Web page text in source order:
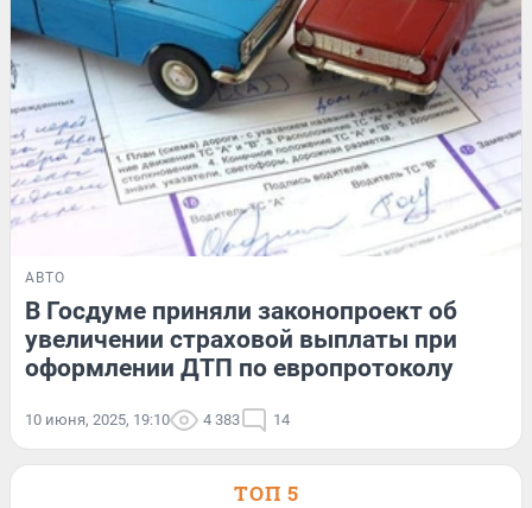
АВТО
В Госдуме приняли законопроект об
увеличении страховой выплаты при
оформлении ДТП по европротоколу
10 июня, 2025, 19:10 4 383 14
ТОП 5